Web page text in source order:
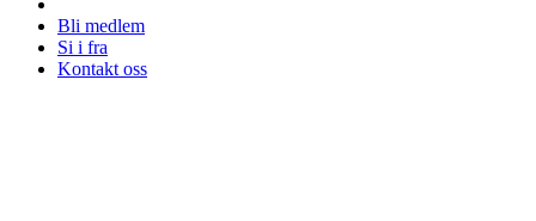
Bli medlem
Si i fra
Kontakt oss